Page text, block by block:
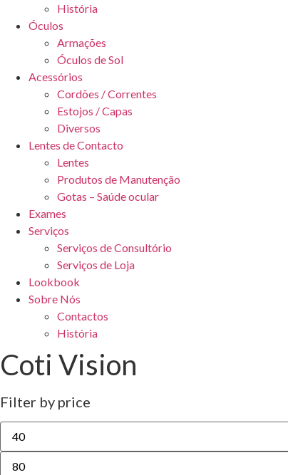
História
Óculos
Armações
Óculos de Sol
Acessórios
Cordões / Correntes
Estojos / Capas
Diversos
Lentes de Contacto
Lentes
Produtos de Manutenção
Gotas – Saúde ocular
Exames
Serviços
Serviços de Consultório
Serviços de Loja
Lookbook
Sobre Nós
Contactos
História
Coti Vision
Filter by price
Preço
mínimo
Preço
máximo